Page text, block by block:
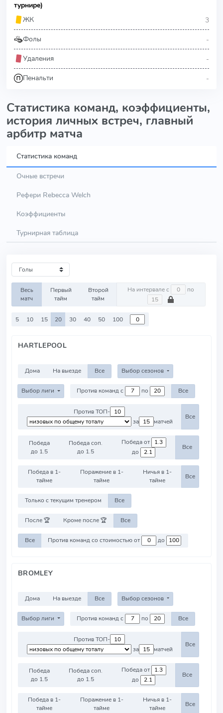
турнире)
ЖК
3
Фолы -
Удаления -
Пенальти -
Статистика команд, коэффициенты,
история личных встреч, главный
арбитр матча
Статистика команд
Очные встречи
Рефери Rebecca Welch
Коэффициенты
Турнирная таблица
Весь
матч
Первый
тайм
Второй
тайм
На интервале с по
5 10 15 20 30 40 50 100
HARTLEPOOL
Дома На выезде Все Выбор сезонов
Выбор лиги Против команд с по Все
Против ТОП-
за
матчей
Все
Победа
до 1.5
Победа соп.
до 1.5
Победа от
до
Все
Победа в 1-
тайме
Поражение в 1-
тайме
Ничья в 1-
тайме
Все
Только с текущим тренером Все
После 🏆 Кроме после 🏆 Все
Все Против команд со стоимостью от до
BROMLEY
Дома На выезде Все Выбор сезонов
Выбор лиги Против команд с по Все
Против ТОП-
за
матчей
Все
Победа
до 1.5
Победа соп.
до 1.5
Победа от
до
Все
Победа в 1-
тайме
Поражение в 1-
тайме
Ничья в 1-
тайме
Все